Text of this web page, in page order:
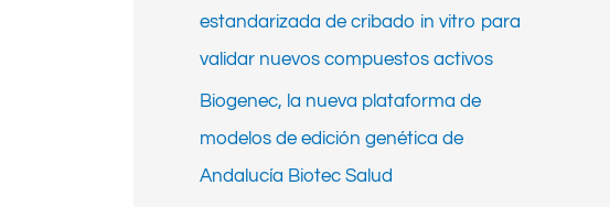
estandarizada de cribado in vitro para
validar nuevos compuestos activos
Biogenec, la nueva plataforma de
modelos de edición genética de
Andalucía Biotec Salud